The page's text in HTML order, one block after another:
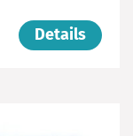
Details